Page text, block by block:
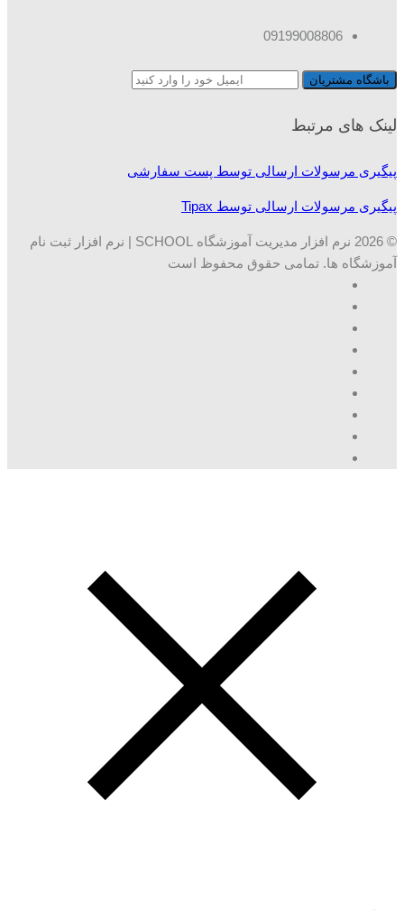
09199008806
لینک های مرتبط
پیگیری مرسولات ارسالی توسط پست سفارشی
پیگیری مرسولات ارسالی توسط Tipax
© 2026 نرم افزار مدیریت آموزشگاه SCHOOL | نرم افزار ثبت نام
آموزشگاه ها. تمامی حقوق محفوظ است